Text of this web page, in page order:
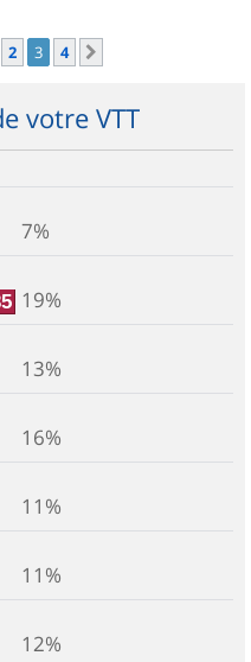
2 3 4
votre VTT
7%
19%
13%
16%
11%
11%
12%